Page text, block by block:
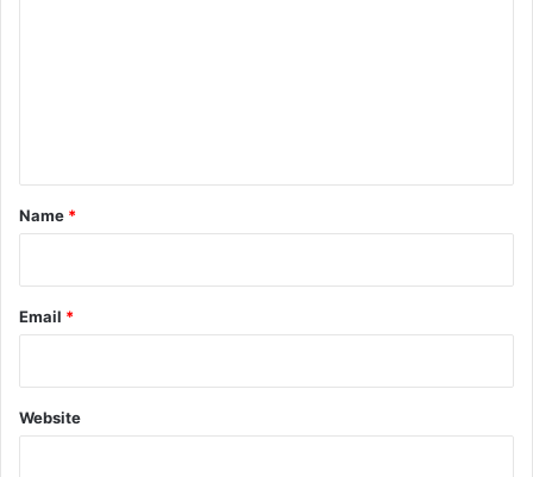
*
Name *
Email *
Website